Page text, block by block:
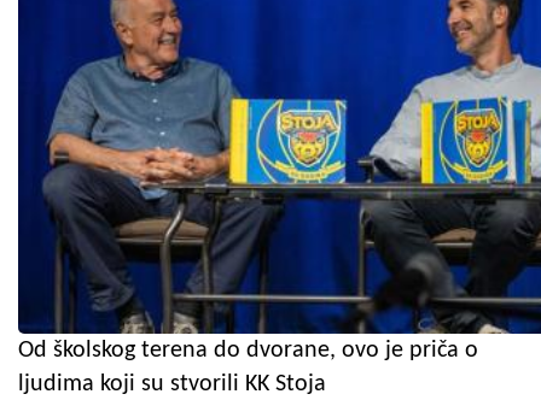
Od školskog terena do dvorane, ovo je priča o
ljudima koji su stvorili KK Stoja